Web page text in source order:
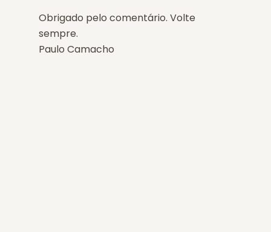
Obrigado pelo comentário. Volte
sempre.
Paulo Camacho